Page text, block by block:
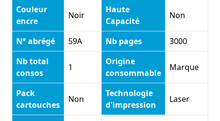
Couleur
encre
Noir
Haute
Capacité
Non
N° abrégé 59A Nb pages
3000
Nb total
consos
1
Origine
consommable
Marque
Pack
cartouches
Non
Technologie
d'impression
Laser